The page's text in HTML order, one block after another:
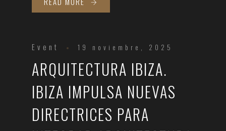
Event 19 noviembre, 2025
ARQUITECTURA IBIZA.
IBIZA IMPULSA NUEVAS
DIRECTRICES PARA